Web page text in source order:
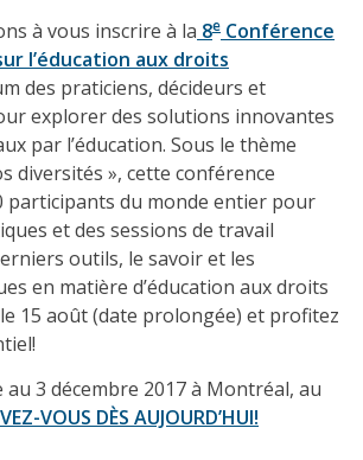
à vous inscrire à la 8e Conférence
l’éducation aux droits
des praticiens, décideurs et
explorer des solutions innovantes
par l’éducation. Sous le thème
diversités », cette conférence
participants du monde entier pour
et des sessions de travail
outils, le savoir et les
en matière d’éducation aux droits
15 août (date prolongée) et profitez
3 décembre 2017 à Montréal, au
VOUS DÈS AUJOURD’HUI!